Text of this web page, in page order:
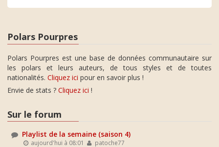
Polars Pourpres
Polars Pourpres est une base de données communautaire sur
les polars et leurs auteurs, de tous styles et de toutes
nationalités. Cliquez ici pour en savoir plus !
Envie de stats ? Cliquez ici !
Sur le forum
Playlist de la semaine (saison 4)
aujourd'hui à 08:01 patoche77